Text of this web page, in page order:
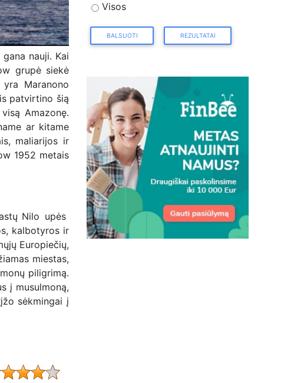
nauji. Kai
grupė siekė
yra Maranono
patvirtino šią
Amazonę.
ar kitame
maliarijos ir
1952 metais
Nilo upės
kalbotyros ir
Europiečių,
miestas,
piligrimą.
į musulmoną,
sėkmingai į
Visos
BALSUOTI REZULTATAI